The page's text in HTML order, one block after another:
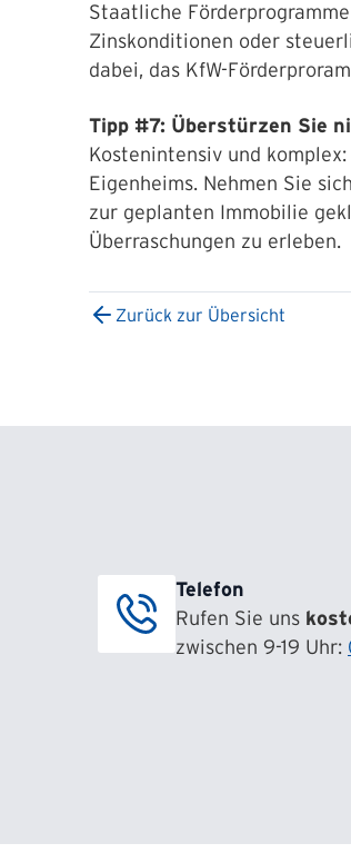
Staatliche
Zinskonditionen oder
dabei, das KfW-
Tipp #7: Überstürzen Sie
Kostenintensiv und
Eigenheims. Nehmen Sie
zur geplanten Immobilie
Überraschungen zu erleben.
Zurück zur Übersicht
Telefon
Rufen Sie uns
zwischen 9-19 Uhr: